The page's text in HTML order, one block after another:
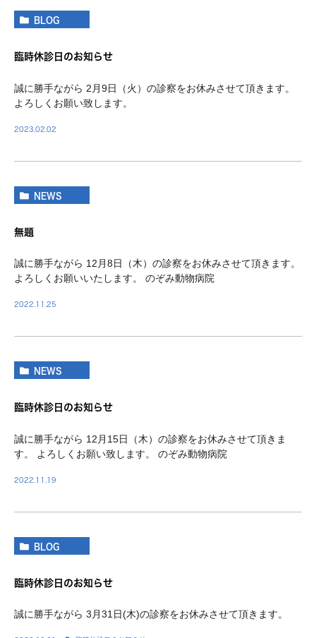
BLOG
臨時休診日のお知らせ
誠に勝手ながら 2月9日（火）の診察をお休みさせて頂きます。
よろしくお願い致します。
2023.02.02
NEWS
無題
誠に勝手ながら 12月8日（木）の診察をお休みさせて頂きます。
よろしくお願いいたします。 のぞみ動物病院
2022.11.25
NEWS
臨時休診日のお知らせ
誠に勝手ながら 12月15日（木）の診察をお休みさせて頂きま
す。 よろしくお願い致します。 のぞみ動物病院
2022.11.19
BLOG
臨時休診日のお知らせ
誠に勝手ながら 3月31日(木)の診察をお休みさせて頂きます。